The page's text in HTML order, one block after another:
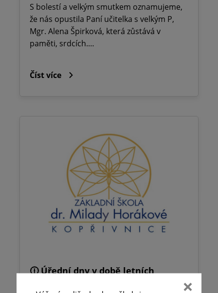
S bolestí a velkým smutkem oznamujeme,
že nás opustila Paní učitelka s velkým P,
Mgr. Alena Špirková, která zůstává v
paměti, srdcích.…
Číst více
🕧 Úřední dny v době letních